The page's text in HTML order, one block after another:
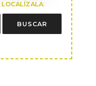
LOCALÍZALA:
BUSCAR